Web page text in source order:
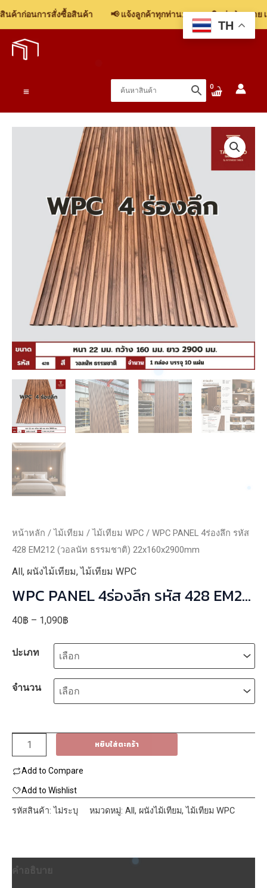
ค้าก่อนการสั่งซื้อสินค้า 📢 แจ้งลูกค้าทุกท่าน: รบกวนติดต่อฝ่ายขาย
Menu
หน้าหลัก /ไม้เทียม /ไม้เทียม WPC / WPC PANEL 4ร่องลึก รหัส
428 EM212 (วอลนัท ธรรมชาติ) 22x160x2900mm
All, ผนังไม้เทียม,ไม้เทียม WPC
WPC PANEL 4ร่องลึก รหัส 428 EM212
40฿ – 1,090฿
40฿
through
ปะเภท
จำนวน
จำนวน
WPC
PANEL
4ร่อง
ลึก
EM212
หยิบใส่ตะกร้า
Add to Compare
Add to Wishlist
รหัสสินค้า:ไม่ระบุ หมวดหมู่: All , ผนังไม้เทียม,ไม้เทียม WPC
คำอธิบาย
TH